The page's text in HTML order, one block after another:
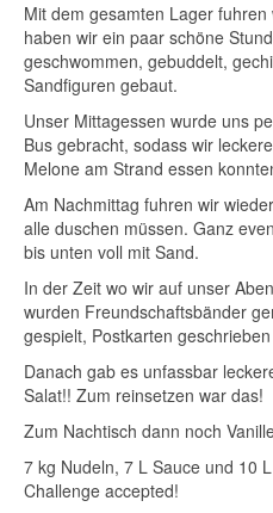
Mit dem gesamten Lager
haben wir ein paar schöne
geschwommen, gebuddelt,
Sandfiguren gebaut.
Unser Mittagessen wurde uns
Bus gebracht, sodass wir
Melone am Strand essen
Am Nachmittag fuhren wir
alle duschen müssen. Ganz
bis unten voll mit Sand.
In der Zeit wo wir auf unser
wurden Freundschaftsbänder
gespielt, Postkarten
Danach gab es unfassbar
Salat!! Zum reinsetzen war das!
Zum Nachtisch dann noch
7 kg Nudeln, 7 L Sauce und 10
Challenge accepted!